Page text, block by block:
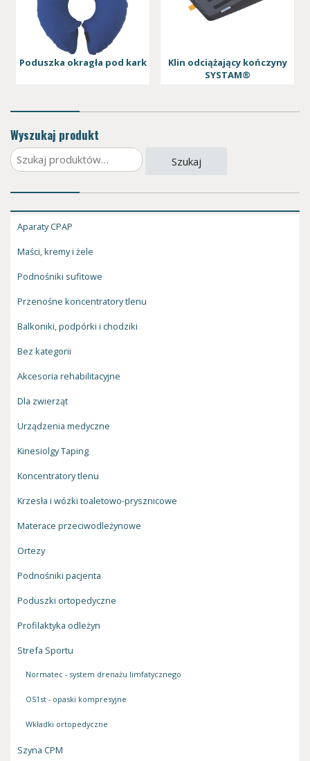
Poduszka okragła pod kark
Klin odciążający kończyny
SYSTAM®
Wyszukaj produkt
Szukaj: Szukaj
Aparaty CPAP
Maści, kremy i żele
Podnośniki sufitowe
Przenośne koncentratory tlenu
Balkoniki, podpórki i chodziki
Bez kategorii
Akcesoria rehabilitacyjne
Dla zwierząt
Urządzenia medyczne
Kinesiolgy Taping
Koncentratory tlenu
Krzesła i wózki toaletowo-prysznicowe
Materace przeciwodleżynowe
Ortezy
Podnośniki pacjenta
Poduszki ortopedyczne
Profilaktyka odleżyn
Strefa Sportu
Normatec - system drenażu limfatycznego
OS1st - opaski kompresyjne
Wkładki ortopedyczne
Szyna CPM